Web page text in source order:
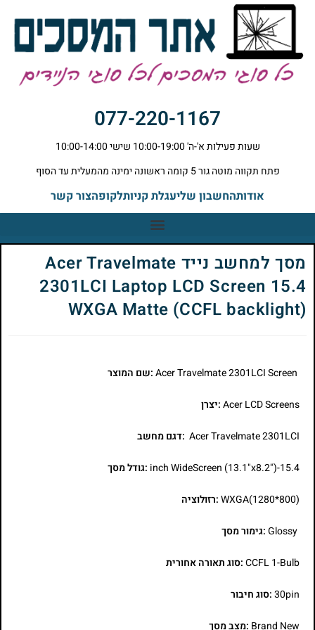
077-220-1167
שעות פעילות א'-ה' 10:00-19:00 שישי 10:00-14:00
פתח תקווה מוטה גור 5 קומה ראשונה ימינה מהמעלית עד הסוף
אודותהחשבון שליעגלת קניותלקופהצור קשר
מסך למחשב נייד Acer Travelmate
2301LCI Laptop LCD Screen 15.4
WXGA Matte (CCFL backlight)
:שם המוצר
Acer LCD Screens:יצרן
Acer Travelmate 2301LCI :דגם מחשב
15.4-inch WideScreen (13.1"x8.2") :גודל מסך
WXGA(1280*800):רזולוציה
Glossy:גימור מסך
CCFL 1-Bulb:סוג תאורה אחורית
30pin:סוג חיבור
Brand New :מצב מסך